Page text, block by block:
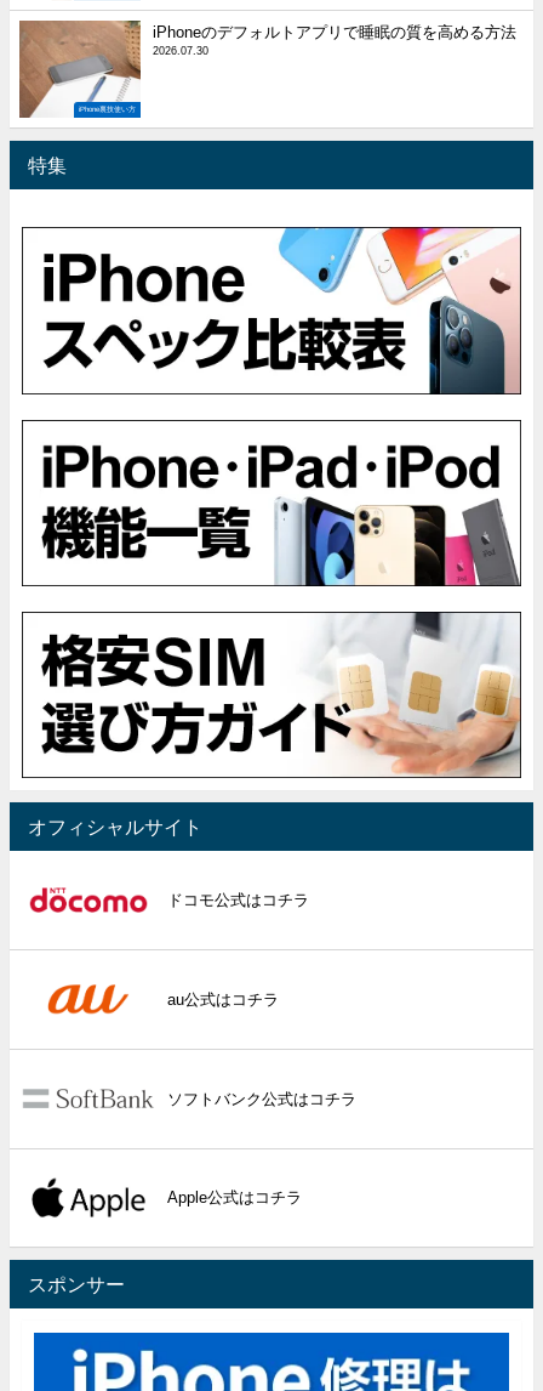
iPhone裏技使い方
iPhoneのデフォルトアプリで睡眠の質を高める方法
2026.07.30
特集
オフィシャルサイト
ドコモ公式はコチラ
au公式はコチラ
ソフトバンク公式はコチラ
Apple公式はコチラ
スポンサー